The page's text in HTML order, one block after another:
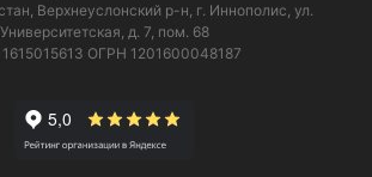
Верхнеуслонский р-н, г. Иннополис, ул.
Университетская, д. 7, пом. 68
ОГРН 1201600048187